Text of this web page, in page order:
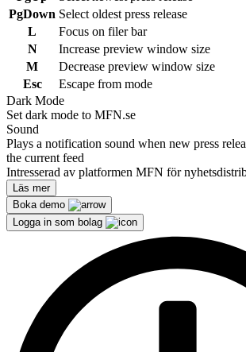
PgDown Select oldest press release
L
Focus on filer bar
N
Increase preview window size
M
Decrease preview window size
Esc
Escape from mode
Dark Mode
Set dark mode to MFN.se
Sound
Plays a notification sound when new press
the current feed
Intresserad av platformen MFN för
Läs mer
Boka demo
Logga in som bolag